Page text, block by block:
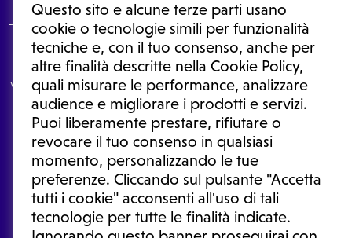
Questo sito e alcune terze parti usano
cookie o tecnologie simili per funzionalità
tecniche e, con il tuo consenso, anche per
altre finalità descritte nella Cookie Policy,
quali misurare le performance, analizzare
audience e migliorare i prodotti e servizi.
Puoi liberamente prestare, rifiutare o
revocare il tuo consenso in qualsiasi
momento, personalizzando le tue
preferenze. Cliccando sul pulsante "Accetta
tutti i cookie" acconsenti all'uso di tali
tecnologie per tutte le finalità indicate.
Le informazioni proposte in questo sito non sono un consulto medico.
In nessun caso, queste informazioni sostituiscono un consulto, una
visita o una diagnosi formulata dal medico. Non si devono considerare
le informazioni disponibili come suggerimenti per la formulazione di
una diagnosi, la determinazione di un trattamento o l'assunzione o
sospensione di un farmaco senza prima consultare un medico di
medicina generale o uno specialista.
Condizioni di utilizzo|Privacy Policy |Gestione cookie
Ⓒ 2025 | Tutti i diritti riservati.